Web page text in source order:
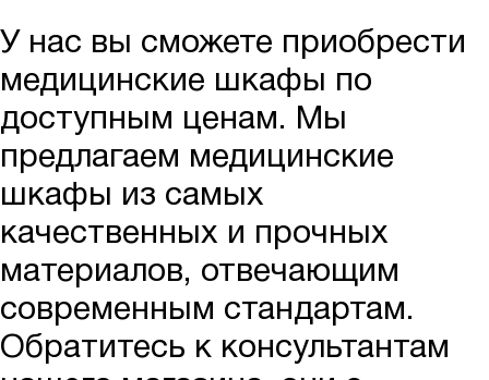
У нас вы сможете приобрести
медицинские шкафы по
доступным ценам. Мы
предлагаем медицинские
шкафы из самых
качественных и прочных
материалов, отвечающим
современным стандартам.
Обратитесь к консультантам